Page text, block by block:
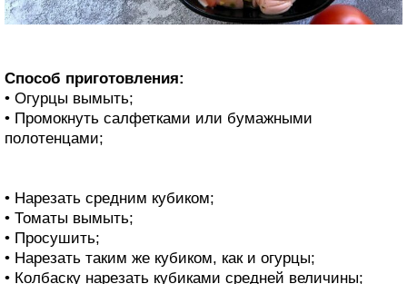
Способ приготовления:
• Огурцы вымыть;
• Промокнуть салфетками или бумажными
полотенцами;
• Нарезать средним кубиком;
• Томаты вымыть;
• Просушить;
• Нарезать таким же кубиком, как и огурцы;
• Колбаску нарезать кубиками средней величины;